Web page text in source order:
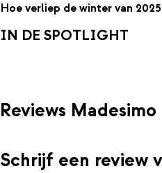
Hoe verliep de winter van
IN DE SPOTLIGHT
Reviews Madesimo
Schrijf een review